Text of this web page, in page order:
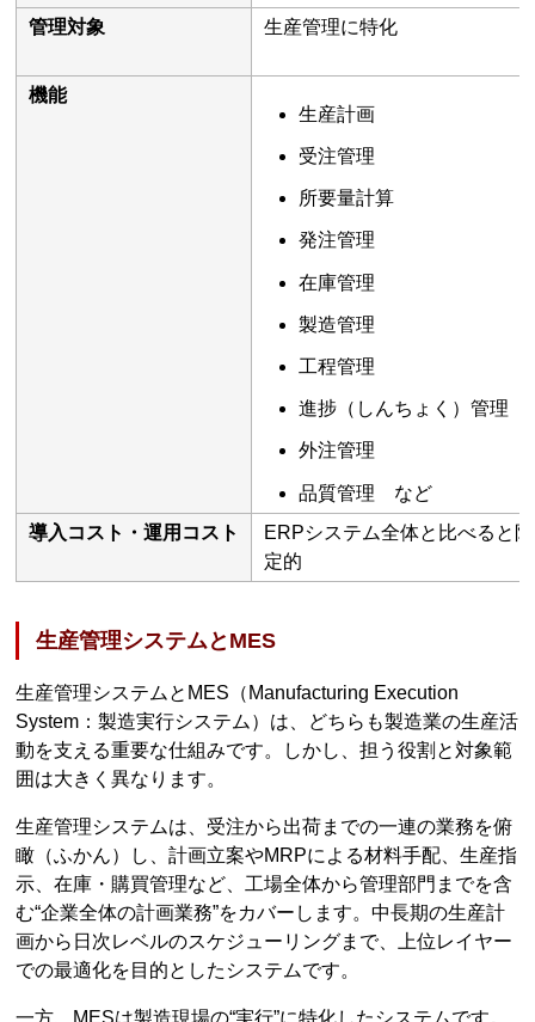
管理対象
生産管理に特化
機能
生産計画
受注管理
所要量計算
発注管理
在庫管理
製造管理
工程管理
進捗（しんちょく）管理
外注管理
品質管理 など
導入コスト・運用コスト
ERPシステム全体と比べると限
定的
生産管理システムとMES
生産管理システムとMES（Manufacturing Execution
System：製造実行システム）は、どちらも製造業の生産活
動を支える重要な仕組みです。しかし、担う役割と対象範
囲は大きく異なります。
生産管理システムは、受注から出荷までの一連の業務を俯
瞰（ふかん）し、計画立案やMRPによる材料手配、生産指
示、在庫・購買管理など、工場全体から管理部門までを含
む“企業全体の計画業務”をカバーします。中長期の生産計
画から日次レベルのスケジューリングまで、上位レイヤー
での最適化を目的としたシステムです。